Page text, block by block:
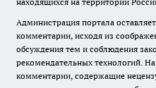
Администрация портала
комментарии, исходя из
обсуждения тем и соблюдения
рекомендательных технологий.
комментарии, содержащие